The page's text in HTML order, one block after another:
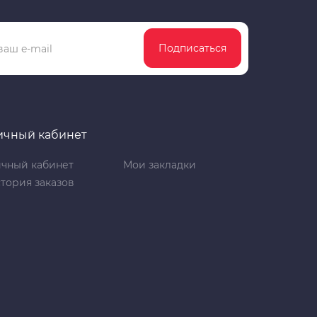
Подписаться
кабинет
кабинет
заказов
Мои закладки